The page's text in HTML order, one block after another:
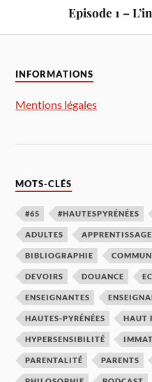
Episode 1 –
INFORMATIONS
Mentions légales
MOTS-CLÉS
#65 #HAUTESPYRÉNÉES
ADULTES APPRENTISSAGE
BIBLIOGRAPHIE
DEVOIRS DOUANCE
ENSEIGNANTES
HAUTES-PYRÉNÉES HAUT
HYPERSENSIBILITÉ
PARENTALITÉ PARENTS